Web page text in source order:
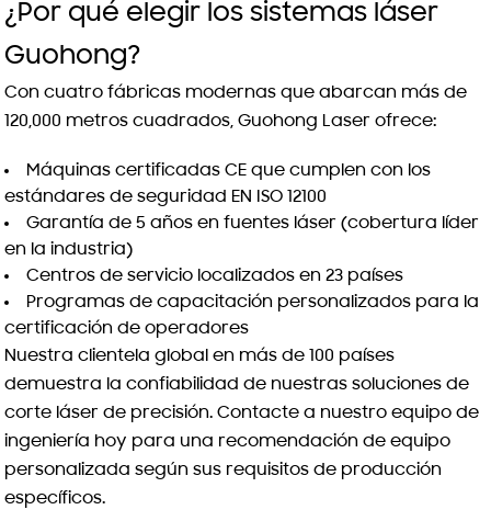
¿Por qué elegir los sistemas láser
Guohong?
Con cuatro fábricas modernas que abarcan más de
120,000 metros cuadrados, Guohong Laser ofrece:
Máquinas certificadas CE que cumplen con los
estándares de seguridad EN ISO 12100
Garantía de 5 años en fuentes láser (cobertura líder
en la industria)
Centros de servicio localizados en 23 países
Programas de capacitación personalizados para la
certificación de operadores
Nuestra clientela global en más de 100 países
demuestra la confiabilidad de nuestras soluciones de
corte láser de precisión. Contacte a nuestro equipo de
ingeniería hoy para una recomendación de equipo
personalizada según sus requisitos de producción
específicos.